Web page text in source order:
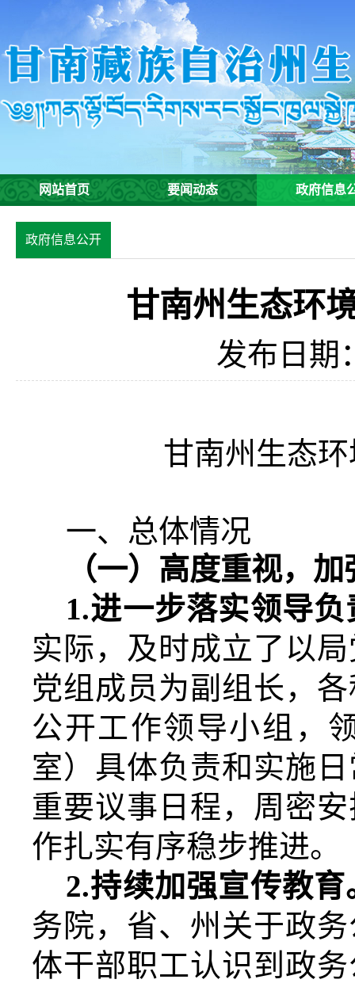
网站首页 要闻动态 政府信息
政府信息公开
甘南州生态环
发布日期
甘南州生态
一、总体情况
（一） 高度重视，加
1.进一步落实领导负
实际， 及时成立了 以局
党组成员 为副组长，
公开工作领导小组，
室）具体负责和实施
重要议事日程，周密
作扎实有序稳步推进。
2.持续加强宣传教育
务院，省、州关于政
体干部职工认识到政